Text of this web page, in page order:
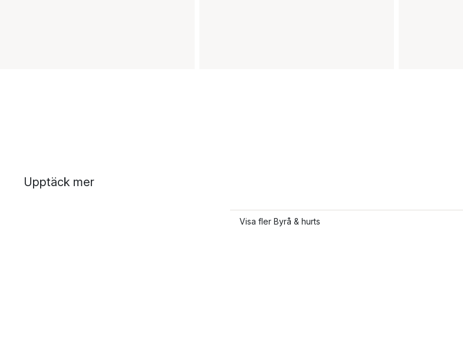
Upptäck mer
Visa fler Byrå & hurts